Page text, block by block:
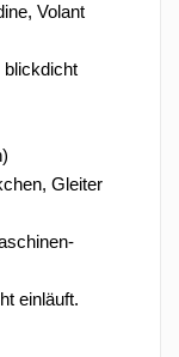
Volant
blickdicht
Gleiter
einläuft.